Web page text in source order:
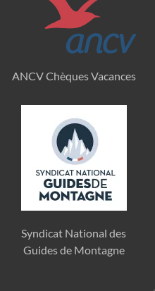
ANCV Chèques Vacances
Syndicat National des
Guides de Montagne